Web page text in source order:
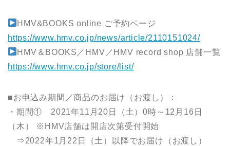
HMV&BOOKS online ご予約ページ
https://www.hmv.co.jp/news/article/2110151024/
HMV＆BOOKS／HMV／HMV record shop 店舗一覧
https://www.hmv.co.jp/store/list/
■お申込み期間／商品のお届け（お渡し）：
・期間① 2021年11月20日（土）0時～12月16日
（木） ※HMV店舗は開店次第受付開始
⇒2022年1月22日（土）以降でお届け（お渡し）